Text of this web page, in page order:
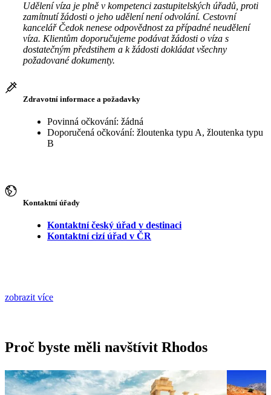
Udělení víza je plně v kompetenci zastupitelských úřadů, proti
zamítnutí žádosti o jeho udělení není odvolání. Cestovní
kancelář Čedok nenese odpovědnost za případné neudělení
víza. Klientům doporučujeme podávat žádosti o víza s
dostatečným předstihem a k žádosti dokládat všechny
požadované dokumenty.
Zdravotní informace a požadavky
Povinná očkování: žádná
Doporučená očkování: žloutenka typu A, žloutenka typu
B
Kontaktní úřady
Kontaktní český úřad v destinaci
Kontaktní cizí úřad v ČR
zobrazit více
Proč byste měli navštívit Rhodos